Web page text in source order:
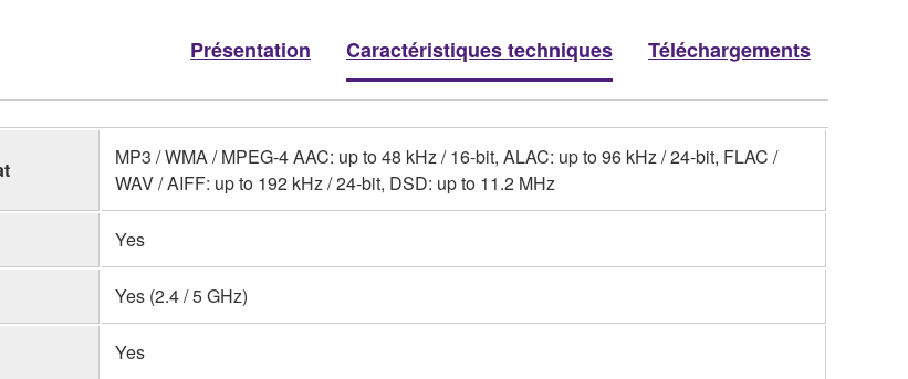
Présentation Caractéristiques techniques Téléchargements
MP3 / WMA / MPEG-4 AAC: up to 48 kHz / 16-bit, ALAC: up to 96 kHz / 24-bit, FLAC /
WAV / AIFF: up to 192 kHz / 24-bit, DSD: up to 11.2 MHz
Yes
Yes (2.4 / 5 GHz)
Yes